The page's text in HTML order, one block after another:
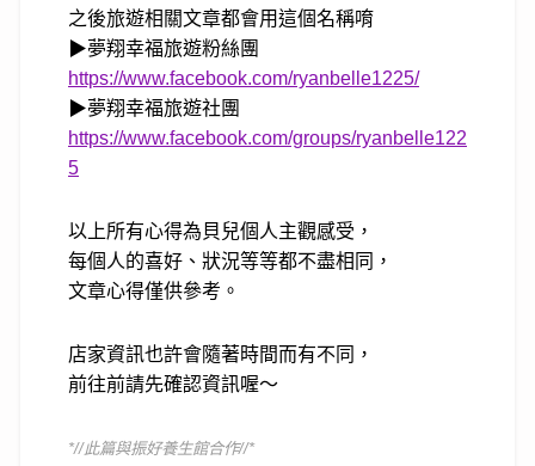
之後旅遊相關文章都會用這個名稱唷
▶夢翔幸福旅遊粉絲團
https://www.facebook.com/ryanbelle1225/
▶夢翔幸福旅遊社團
https://www.facebook.com/groups/ryanbelle122
5
以上所有心得為貝兒個人主觀感受，
每個人的喜好、狀況等等都不盡相同，
文章心得僅供參考。
店家資訊也許會隨著時間而有不同，
前往前請先確認資訊喔～
*//此篇與振好養生館合作//*